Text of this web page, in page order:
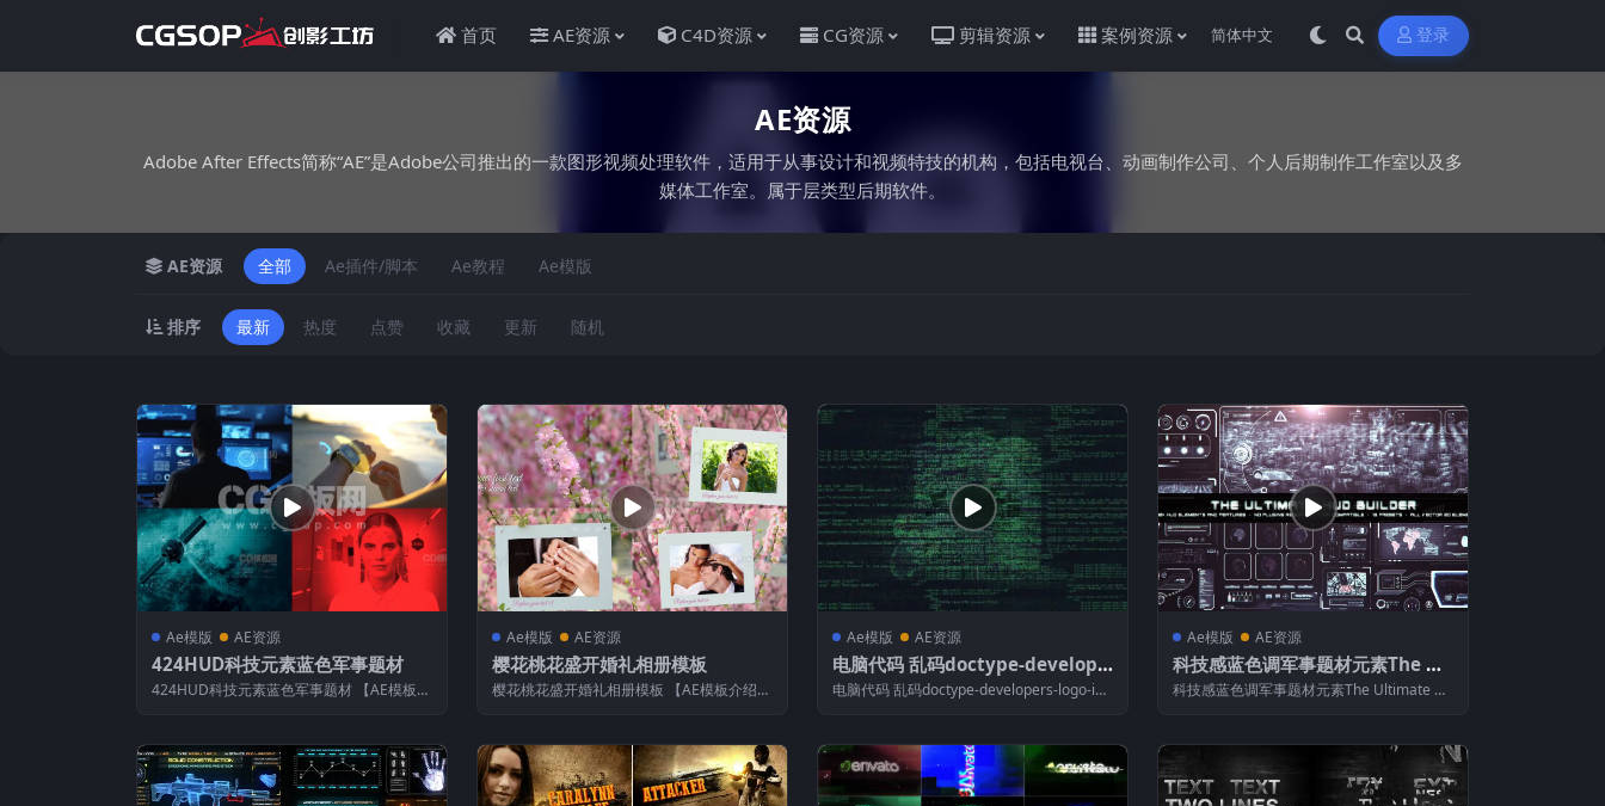
首页 AE资源 C4D资源 CG资源 剪辑资源 案例资源 登录
AE资源
Adobe After Effects简称“AE”是Adobe公司推出的一款图形视频处理软件，适用于从事设计和视频特技的机构，包括电视台、动画制作公司、个人后期制作工作室以及多
媒体工作室。属于层类型后期软件。
AE资源 全部 Ae插件/脚本 Ae教程 Ae模版
排序 最新 热度 点赞 收藏 更新 随机
Ae模版 AE资源
424HUD科技元素蓝色军事题材
424HUD科技元素蓝色军事题材 【AE模板介
Ae模版 AE资源
樱花桃花盛开婚礼相册模板
樱花桃花盛开婚礼相册模板 【AE模板介绍】
Ae模版 AE资源
电脑代码 乱码doctype-develope
rs-logo-identity
电脑代码 乱码doctype-developers-logo-ide
Ae模版 AE资源
科技感蓝色调军事题材元素The Ult
imate HUD Builder
科技感蓝色调军事题材元素The Ultimate H